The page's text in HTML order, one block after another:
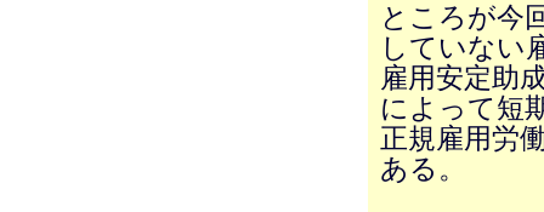
ところが今
していない
雇用安定助
によって短
正規雇用労
ある。